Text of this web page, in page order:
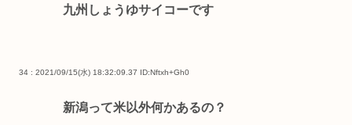
九州しょうゆサイコーです
34 : 2021/09/15(水) 18:32:09.37 ID:Nftxh+Gh0
新潟って米以外何かあるの？